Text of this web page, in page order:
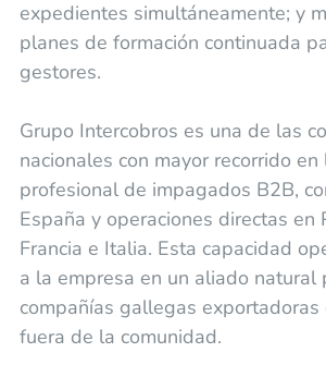
expedientes simultáneamente; y
planes de formación continuada
gestores.
Grupo Intercobros es una de las
nacionales con mayor recorrido
profesional de impagados B2B,
España y operaciones directas en
Francia e Italia. Esta capacidad
a la empresa en un aliado natural
compañías gallegas exportadoras
fuera de la comunidad.